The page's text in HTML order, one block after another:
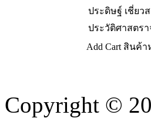
ประดิษฐ์ เชี่ยว
ประวัติศาสตร
Add Cart สินค้า
Copyright ©